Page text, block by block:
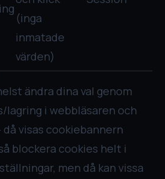
(inga
inmatade
värden)
ändra dina val genom
lagring i webbläsaren och
då visas cookiebannern
blockera cookies helt i
men då kan vissa